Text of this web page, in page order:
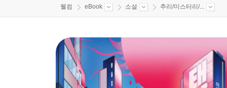
웰컴 eBook 소설 추리/미스터리/...